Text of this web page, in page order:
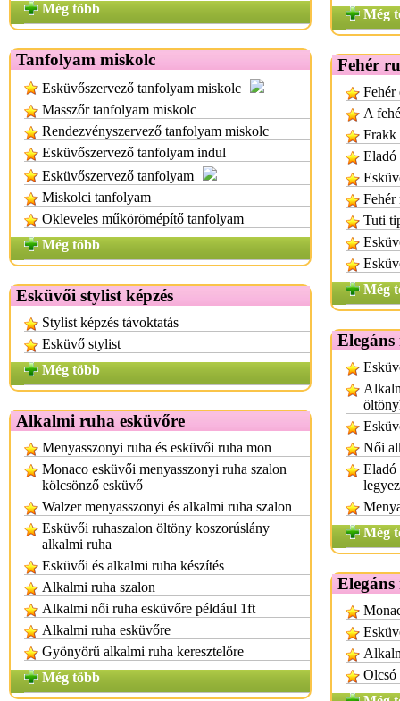
Még több
Tanfolyam miskolc
Esküvőszervező tanfolyam miskolc
Masszőr tanfolyam miskolc
Rendezvényszervező tanfolyam miskolc
Esküvőszervező tanfolyam indul
Esküvőszervező tanfolyam
Miskolci tanfolyam
Okleveles műkörömépítő tanfolyam
Még több
Esküvői stylist képzés
Stylist képzés távoktatás
Esküvő stylist
Még több
Alkalmi ruha esküvőre
Menyasszonyi ruha és esküvői ruha mon
Monaco esküvői menyasszonyi ruha szalon
kölcsönző esküvő
Walzer menyasszonyi és alkalmi ruha szalon
Esküvői ruhaszalon öltöny koszorúslány
alkalmi ruha
Esküvői és alkalmi ruha készítés
Alkalmi ruha szalon
Alkalmi női ruha esküvőre például 1ft
Alkalmi ruha esküvőre
Gyönyörű alkalmi ruha keresztelőre
Még több
Még
Fehér
Fehér
A
Frakk
Eladó
Fehér
Tuti
Még
Női
Eladó
Még
Olcsó